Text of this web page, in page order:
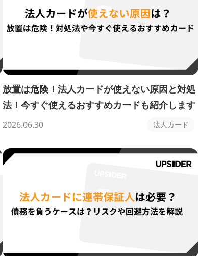
放置は危険！法人カードが使えない原因と対処
法！今すぐ使えるおすすめカードも紹介します
2026.06.30 法人カード